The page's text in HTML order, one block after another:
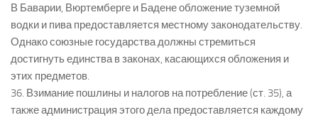
В Баварии, Вюртемберге и Бадене обложение туземной
водки и пива предоставляется местному законодательству.
Однако союзные государства должны стремиться
достигнуть единства в законах, касающихся обложения и
этих предметов.
36. Взимание пошлины и налогов на потребление (ст. 35), а
также администрация этого дела предоставляется каждому